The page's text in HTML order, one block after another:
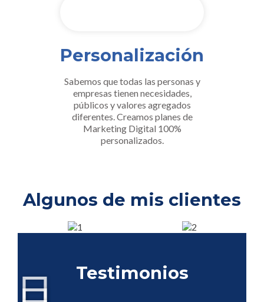
Personalización
Sabemos que todas las personas y
empresas tienen necesidades,
públicos y valores agregados
diferentes. Creamos planes de
Marketing Digital 100%
personalizados.
Algunos de mis clientes
Testimonios